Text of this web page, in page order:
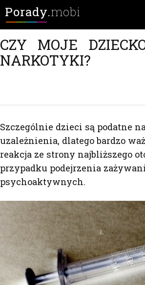
Porady.mobi
CZY MOJE
NARKOTYKI?
Szczególnie dzieci są podatne
uzależnienia, dlatego bardzo
reakcja ze strony najbliższego
przypadku podejrzenia
psychoaktywnych.